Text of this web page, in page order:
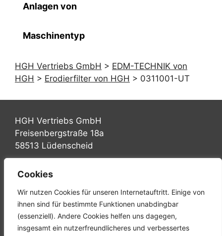
Cookies
Wir nutzen Cookies für unseren Internetauftritt. Einige von
ihnen sind für bestimmte Funktionen unabdingbar
(essenziell). Andere Cookies helfen uns dagegen,
insgesamt ein nutzerfreundlicheres und verbessertes
Anlagen von
Maschinentyp
HGH Vertriebs GmbH > EDM-TECHNIK von
HGH > Erodierfilter von HGH > 0311001-UT
HGH Vertriebs GmbH
Freisenbergstraße 18a
58513 Lüdenscheid
Tel.: +49 (0) 2351 947570
Mail: info@hgh-luedenscheid.de
Startseite